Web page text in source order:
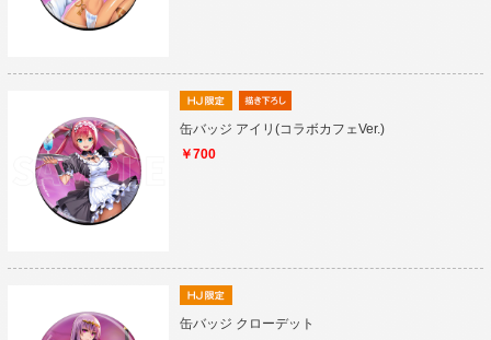
缶バッジ アイリ(コラボカフェVer.)
￥700
缶バッジ クローデット